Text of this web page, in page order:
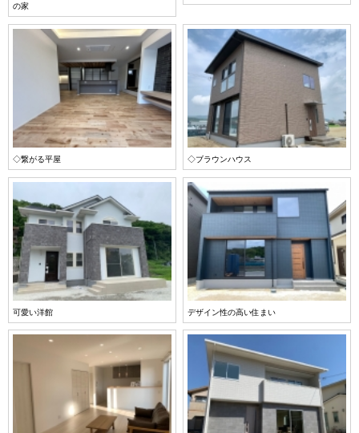
の家
◇繋がる平屋 ◇ブラウンハウス
可愛い洋館 デザイン性の高い住まい